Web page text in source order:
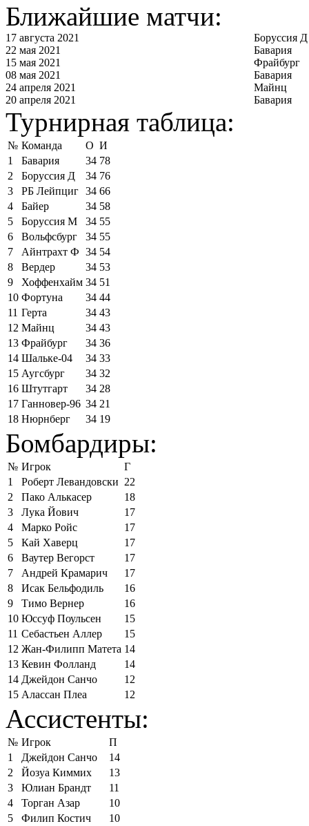
Ближайшие матчи:
17 августа 2021
Боруссия Д
22 мая 2021
Бавария
15 мая 2021
Фрайбург
08 мая 2021
Бавария
24 апреля 2021
Майнц
20 апреля 2021
Бавария
Турнирная таблица:
№ Команда О И
1
Бавария 34 78
2
Боруссия Д 34 76
3
РБ Лейпциг 34 66
4
Байер 34 58
5
Боруссия М 34 55
6
Вольфсбург 34 55
7
Айнтрахт Ф 34 54
8
Вердер 34 53
9
Хоффенхайм 34 51
10 Фортуна 34 44
11 Герта 34 43
12 Майнц 34 43
13 Фрайбург 34 36
14 Шальке-04 34 33
15 Аугсбург 34 32
16 Штутгарт 34 28
17 Ганновер-96 34 21
18 Нюрнберг 34 19
Бомбардиры:
№ Игрок
Г
1
Роберт Левандовски 22
2
Пако Алькасер
18
3
Лука Йович
17
4
Марко Ройс
17
5
Кай Хаверц
17
6
Ваутер Вегорст
17
7
Андрей Крамарич
17
8
Исак Бельфодиль
16
9
Тимо Вернер
16
10 Юссуф Поульсен
15
11 Себастьен Аллер
15
12 Жан-Филипп Матета 14
13 Кевин Фолланд
14
14 Джейдон Санчо
12
15 Алассан Плеа 12
Ассистенты:
№ Игрок
П
1
Джейдон Санчо
14
2
Йозуа Киммих
13
3
Юлиан Брандт
11
4
Торган Азар
10
5
Филип Костич
10